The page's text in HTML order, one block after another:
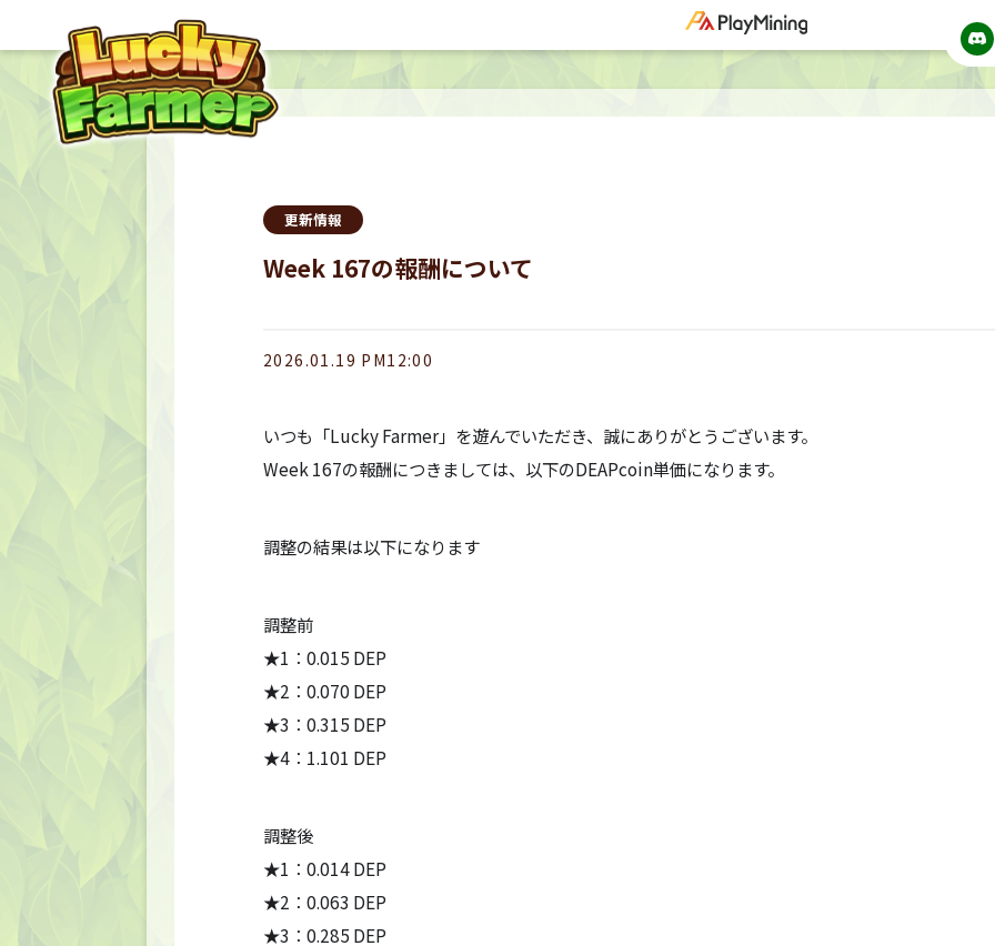
更新情報
Week 167の報酬について
2026.01.19 PM12:00
いつも「Lucky Farmer」を遊んでいただき、誠にありがとうございます。
Week 167の報酬につきましては、以下のDEAPcoin単価になります。
調整の結果は以下になります
調整前
★1：0.015 DEP
★2：0.070 DEP
★3：0.315 DEP
★4：1.101 DEP
調整後
★1：0.014 DEP
★2：0.063 DEP
★3：0.285 DEP